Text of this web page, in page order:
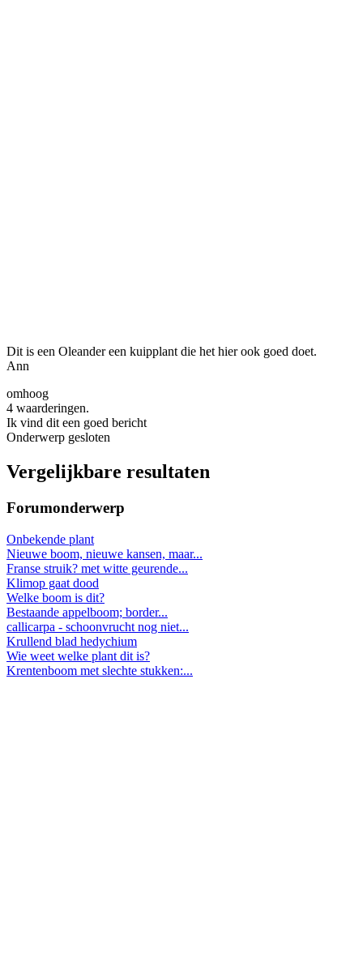
Dit is een Oleander een kuipplant die het hier ook goed doet.
Ann
omhoog
4 waarderingen.
Ik vind dit een goed bericht
Onderwerp gesloten
Vergelijkbare resultaten
Forumonderwerp
Onbekende plant
Nieuwe boom, nieuwe kansen, maar...
Franse struik? met witte geurende...
Klimop gaat dood
Welke boom is dit?
Bestaande appelboom; border...
callicarpa - schoonvrucht nog niet...
Krullend blad hedychium
Wie weet welke plant dit is?
Krentenboom met slechte stukken:...